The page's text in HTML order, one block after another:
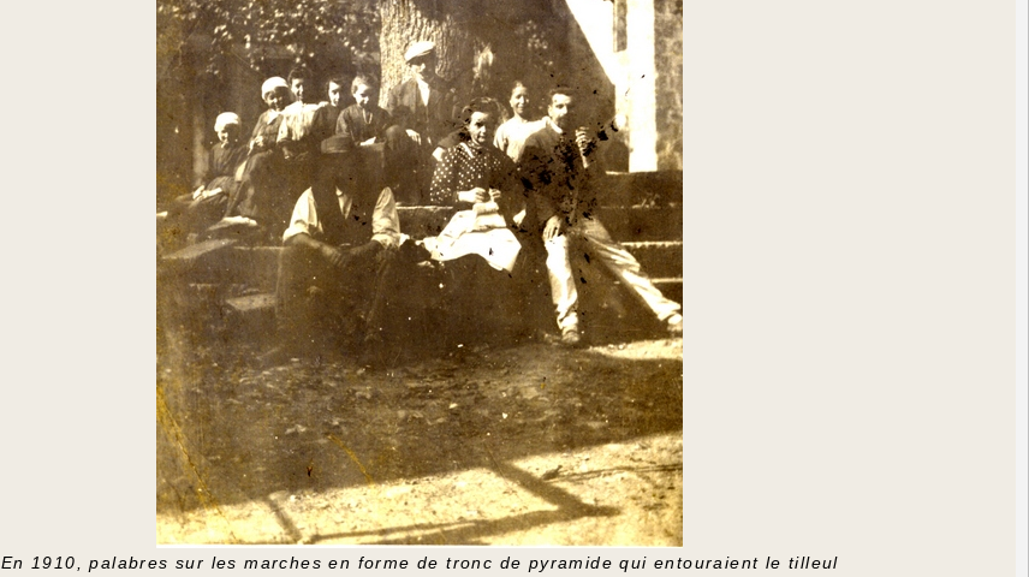
En 1910, palabres sur les marches en forme de tronc de pyramide qui entouraient le tilleul